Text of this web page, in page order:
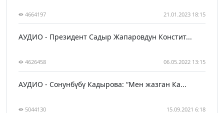
4664197 21.01.2023 18:15
АУДИО - Президент Садыр Жапаровдун Констит...
4626458 06.05.2022 13:15
АУДИО - Сонунбүбү Кадырова: “Мен жазган Ка...
5044130 15.09.2021 6:18